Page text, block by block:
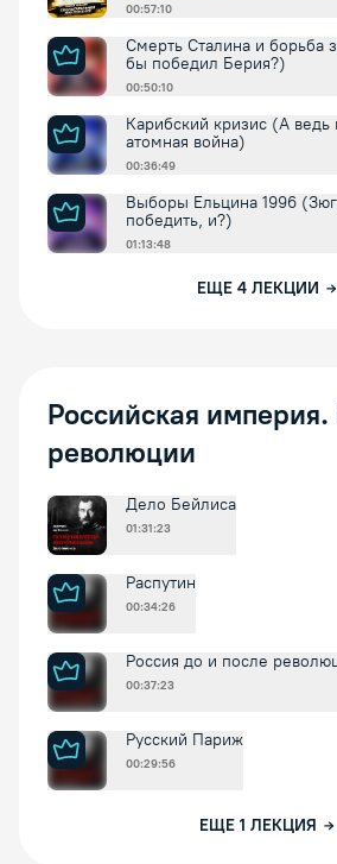
00:57:10
Смерть Сталина и борьба
бы победил Берия?)
00:50:10
Карибский кризис (А ведь
атомная война)
00:36:49
Выборы Ельцина 1996
победить, и?)
01:13:48
ЕЩЕ 4 ЛЕКЦИИ
Российская
революции
Дело Бейлиса
01:31:23
Распутин
00:34:26
Россия до и после
00:37:23
Русский Париж
00:29:56
ЕЩЕ 1 ЛЕКЦИЯ